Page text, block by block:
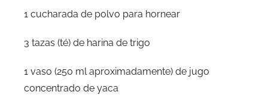
1 cucharada de polvo para hornear
3 tazas (té) de harina de trigo
1 vaso (250 ml aproximadamente) de jugo
concentrado de yaca